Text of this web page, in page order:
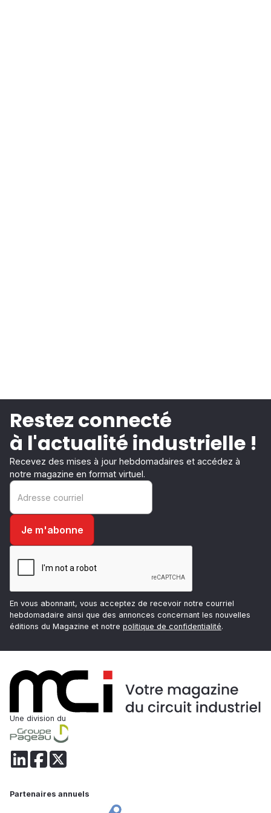
Restez connecté
à l'actualité industrielle !
Recevez des mises à jour hebdomadaires et accédez à
notre magazine en format virtuel.
En vous abonnant, vous acceptez de recevoir notre courriel
hebdomadaire ainsi que des annonces concernant les nouvelles
éditions du Magazine et notre politique de confidentialité.
Une division du
Partenaires annuels